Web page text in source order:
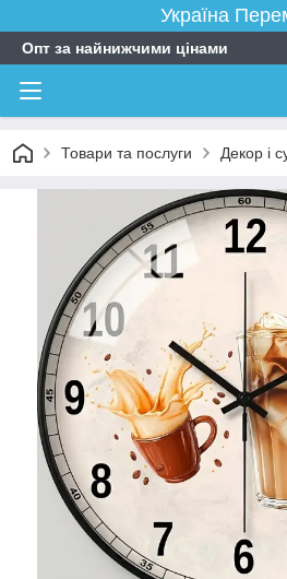
Україна
Опт за найнижчими цінами
Товари та послуги Декор і